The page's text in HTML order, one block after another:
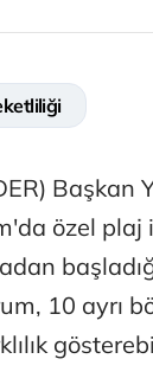
Başkan
özel plaj
10 ayrı